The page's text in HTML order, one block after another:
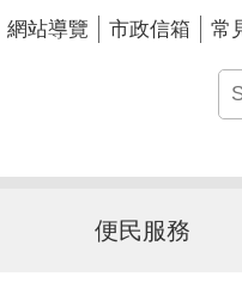
網站導覽 市政信箱 常
便民服務